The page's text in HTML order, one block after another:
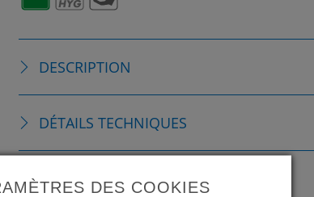
DESCRIPTION
DÉTAILS TECHNIQUES
ACCESSOIRESDES COOKIES